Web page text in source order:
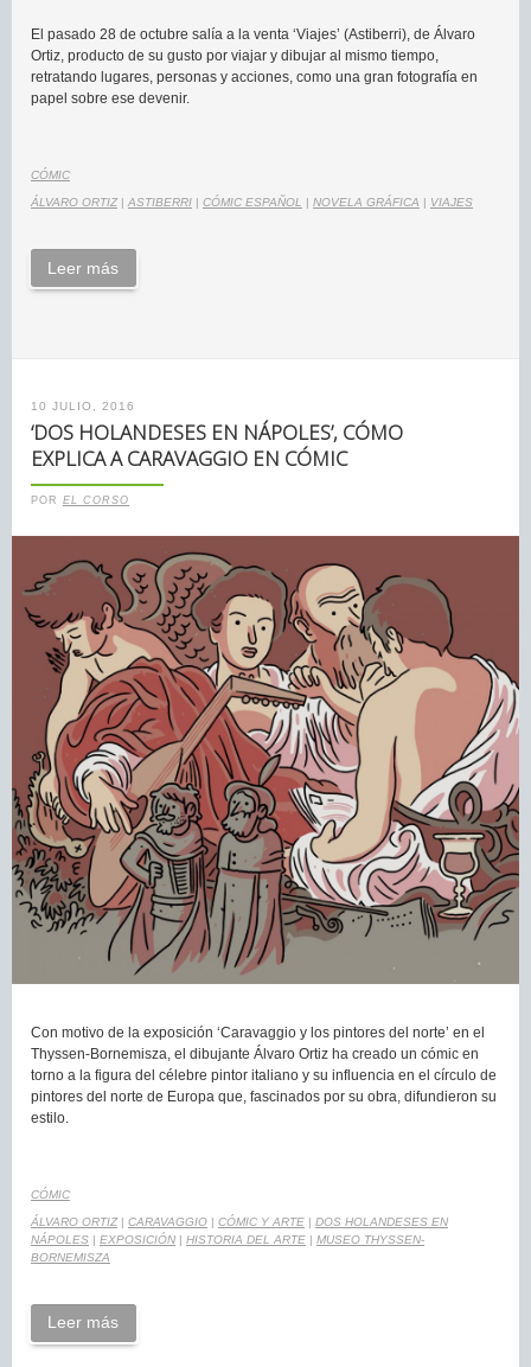
El pasado 28 de octubre salía a la venta ‘Viajes’ (Astiberri), de Álvaro
Ortiz, producto de su gusto por viajar y dibujar al mismo tiempo,
retratando lugares, personas y acciones, como una gran fotografía en
papel sobre ese devenir.
CÓMIC
ÁLVARO ORTIZ| ASTIBERRI | CÓMIC ESPAÑOL | NOVELA GRÁFICA | VIAJES
Leer más
10 JULIO, 2016
‘DOS HOLANDESES EN NÁPOLES’, CÓMO
EXPLICA A CARAVAGGIO EN CÓMIC
POR EL CORSO
Con motivo de la exposición ‘Caravaggio y los pintores del norte’ en el
Thyssen-Bornemisza, el dibujante Álvaro Ortiz ha creado un cómic en
torno a la figura del célebre pintor italiano y su influencia en el círculo de
pintores del norte de Europa que, fascinados por su obra, difundieron su
estilo.
CÓMIC
ÁLVARO ORTIZ| CARAVAGGIO | CÓMIC Y ARTE | DOS HOLANDESES EN
NÁPOLES | EXPOSICIÓN | HISTORIA DEL ARTE | MUSEO THYSSEN-
BORNEMISZA
Leer más